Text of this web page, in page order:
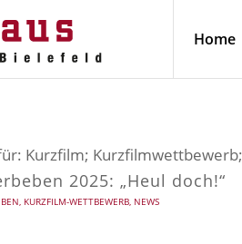
Home
Kurzfilm; Kurzfilmwettbewerb;
2025: „Heul doch!“
, KURZFILM-WETTBEWERB, NEWS